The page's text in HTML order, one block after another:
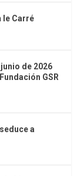
le Carré
de 2026
GSR
a